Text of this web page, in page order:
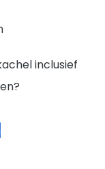
inclusief